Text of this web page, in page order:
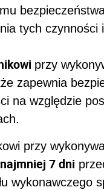
tych czynności
przy
zapewnia
na względzie
przy
7 dni
wykonawczego